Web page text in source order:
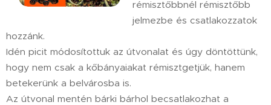
rémisztőbbnél rémisztőbb
jelmezbe és csatlakozzatok
hozzánk.
Idén picit módosítottuk az útvonalat és úgy döntöttünk,
hogy nem csak a kőbányaiakat rémisztgetjük, hanem
betekerünk a belvárosba is.
Az útvonal mentén bárki bárhol becsatlakozhat a